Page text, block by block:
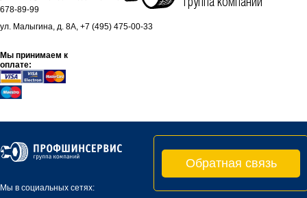
678-89-99
ул. Малыгина, д. 8А, +7 (495) 475-00-33
Мы принимаем к
оплате:
группа компаний
Мы в социальных сетях:
Обратная связь